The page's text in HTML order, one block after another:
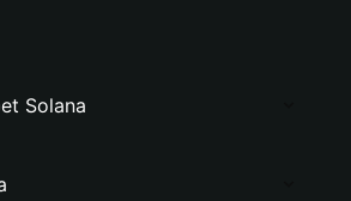
Solana